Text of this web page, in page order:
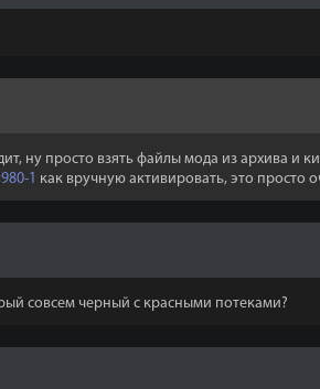
ну просто взять файлы мода из архива и
1 как вручную активировать, это просто
совсем черный с красными потеками?